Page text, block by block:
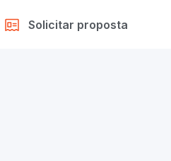
Solicitar proposta